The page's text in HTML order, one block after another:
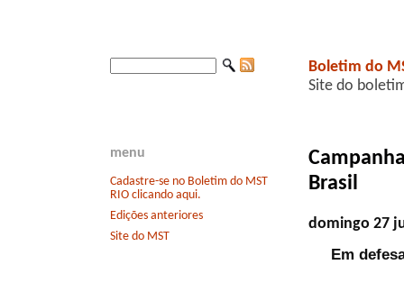
menu
Cadastre-se no Boletim do MST
RIO clicando aqui.
Edições anteriores
Site do MST
Boletim do
Site do
Brasil
domingo 27
Em